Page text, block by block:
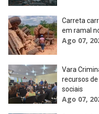
Carreta
em ramal
Ago 07,
Vara
recursos
sociais
Ago 07,